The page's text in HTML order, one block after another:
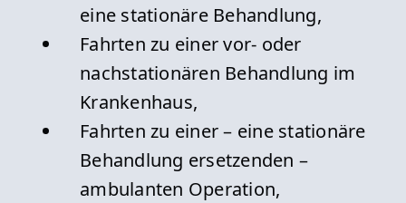
eine stationäre Behandlung,
Fahrten zu einer vor- oder
nachstationären Behandlung im
Krankenhaus,
Fahrten zu einer – eine stationäre
Behandlung ersetzenden –
ambulanten Operation,